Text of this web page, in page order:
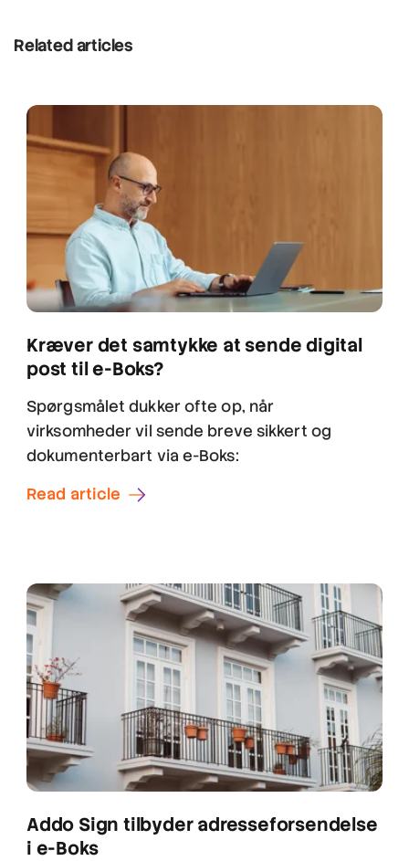
Related articles
Kræver det samtykke at sende digital
post til e-Boks?
Spørgsmålet dukker ofte op, når
virksomheder vil sende breve sikkert og
dokumenterbart via e-Boks:
Read article
Addo Sign tilbyder adresseforsendelse
i e-Boks